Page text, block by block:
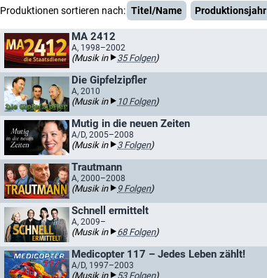
Produktionen sortieren nach: Titel/Name Produktionsjahr
MA 2412
A, 1998–2002
(Musik in 35 Folgen)
Die Gipfelzipfler
A, 2010
(Musik in 10 Folgen)
Mutig in die neuen Zeiten
A/D, 2005–2008
(Musik in 3 Folgen)
Trautmann
A, 2000–2008
(Musik in 9 Folgen)
Schnell ermittelt
A, 2009–
(Musik in 68 Folgen)
Medicopter 117 – Jedes Leben zählt!
A/D, 1997–2003
(Musik in 53 Folgen)